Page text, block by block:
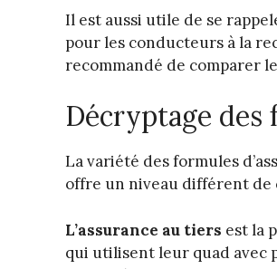
Il est aussi utile de se
pour les conducteurs à la
recommandé de comparer
Décryptage des
La variété des formules
offre un niveau différent de
L’assurance au tiers est la
qui utilisent leur quad avec